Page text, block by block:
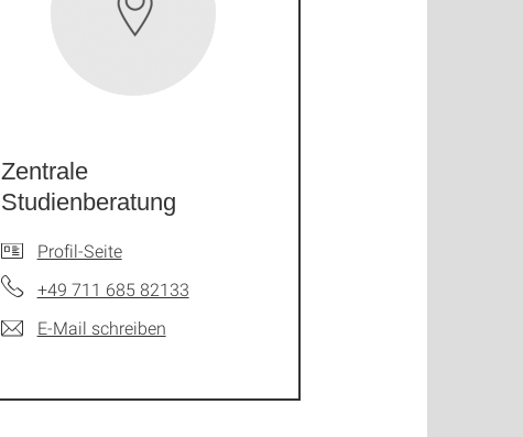
Zentrale
Studienberatung
Profil-Seite
+49 711 685 82133
E-Mail schreiben